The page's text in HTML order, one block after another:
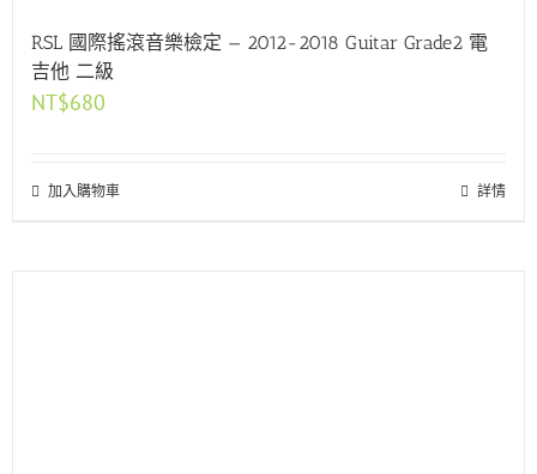
RSL 國際搖滾音樂檢定 — 2012-2018 Guitar Grade2 電
吉他 二級
NT$680
加入購物車 詳情